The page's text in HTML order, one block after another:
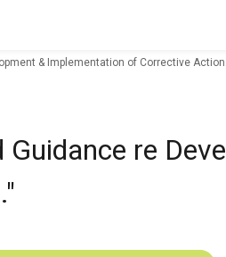
& Implementation of Corrective
re